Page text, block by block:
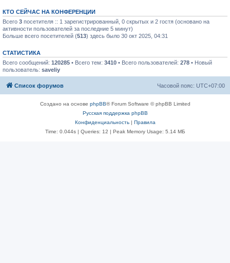
КТО СЕЙЧАС НА КОНФЕРЕНЦИИ
Всего 3 посетителя :: 1 зарегистрированный, 0 скрытых и 2 гостя (основано на
активности пользователей за последние 5 минут)
Больше всего посетителей (513) здесь было 30 окт 2025, 04:31
СТАТИСТИКА
Всего сообщений: 120285 • Всего тем: 3410 • Всего пользователей: 278 • Новый
пользователь: saveliy
Список форумов Часовой пояс: UTC+07:00
Создано на основе phpBB® Forum Software © phpBB Limited
Русская поддержка phpBB
Конфиденциальность| Правила
Time: 0.044s| Queries: 12 | Peak Memory Usage: 5.14 МБ